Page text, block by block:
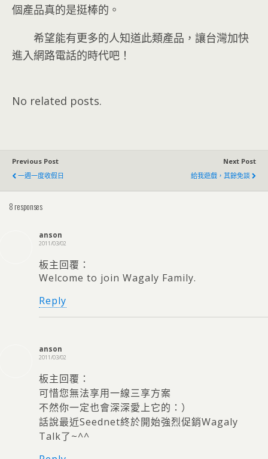
個產品真的是挺棒的。
希望能有更多的人知道此類產品，讓台灣加快
進入網路電話的時代吧！
No related posts.
Previous Post
一週一度收假日
Next Post
給我遊戲，其餘免談
8 responses
anson
2011/03/02
板主回覆：
Welcome to join Wagaly Family.
Reply
anson
2011/03/02
板主回覆：
可惜您無法享用一線三享方案
不然你一定也會深深愛上它的：）
話說最近Seednet終於開始強烈促銷Wagaly
Talk了~^^